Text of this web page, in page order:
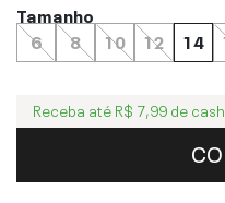
Tamanho
6
8 10 12 14
Receba até R$ 7,99 de